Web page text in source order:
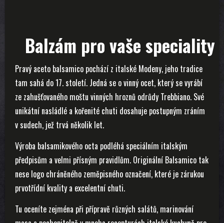
Balzám pro vaše speciality
Pravý aceto balsamico pochází z italské Modeny, jeho tradice
tam sahá do 17. století. Jedná se o vinný ocet, který se vyrábí
ze zahušťovaného moštu vinných hroznů odrůdy Trebbiano. Své
unikátní nasládlé a kořenité chuti dosahuje postupným zráním
v sudech, jež trvá několik let.
Výroba balsamikového octa podléhá speciálním italským
předpisům a velmi přísným pravidlům. Originální Balsamico tak
nese logo chráněného zeměpisného označení, které je zárukou
prvotřídní kvality a excelentní chuti.
Tu oceníte zejména při přípravě různých salátů, marinování